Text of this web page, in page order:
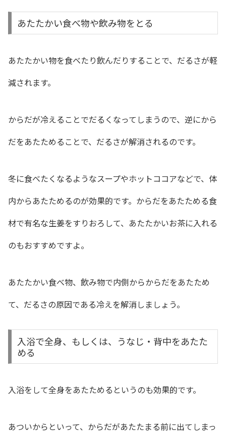
あたたかい食べ物や飲み物をとる
あたたかい物を食べたり飲んだりすることで、だるさが軽
減されます。
からだが冷えることでだるくなってしまうので、逆にから
だをあたためることで、だるさが解消されるのです。
冬に食べたくなるようなスープやホットココアなどで、体
内からあたためるのが効果的です。からだをあたためる食
材で有名な生姜をすりおろして、あたたかいお茶に入れる
のもおすすめですよ。
あたたかい食べ物、飲み物で内側からからだをあたため
て、だるさの原因である冷えを解消しましょう。
入浴で全身、もしくは、うなじ・背中をあたた
める
入浴をして全身をあたためるというのも効果的です。
あついからといって、からだがあたたまる前に出てしまっ